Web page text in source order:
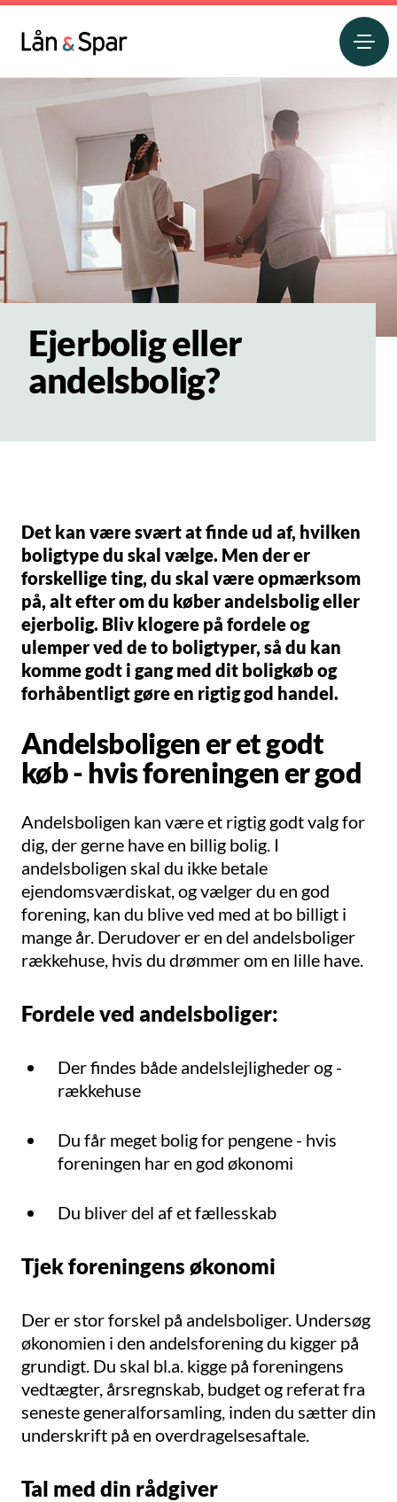
Ejerbolig eller
andelsbolig?
Det kan være svært at finde ud af, hvilken
boligtype du skal vælge. Men der er
forskellige ting, du skal være opmærksom
på, alt efter om du køber andelsbolig eller
ejerbolig. Bliv klogere på fordele og
ulemper ved de to boligtyper, så du kan
komme godt i gang med dit boligkøb og
forhåbentligt gøre en rigtig god handel.
Andelsboligen er et godt
køb - hvis foreningen er god
Andelsboligen kan være et rigtig godt valg for
dig, der gerne have en billig bolig. I
andelsboligen skal du ikke betale
ejendomsværdiskat, og vælger du en god
forening, kan du blive ved med at bo billigt i
mange år. Derudover er en del andelsboliger
rækkehuse, hvis du drømmer om en lille have.
Fordele ved andelsboliger:
Der findes både andelslejligheder og -
rækkehuse
Du får meget bolig for pengene - hvis
foreningen har en god økonomi
Du bliver del af et fællesskab
Tjek foreningens økonomi
Der er stor forskel på andelsboliger. Undersøg
økonomien i den andelsforening du kigger på
grundigt. Du skal bl.a. kigge på foreningens
vedtægter, årsregnskab, budget og referat fra
seneste generalforsamling, inden du sætter din
underskrift på en overdragelsesaftale.
Tal med din rådgiver